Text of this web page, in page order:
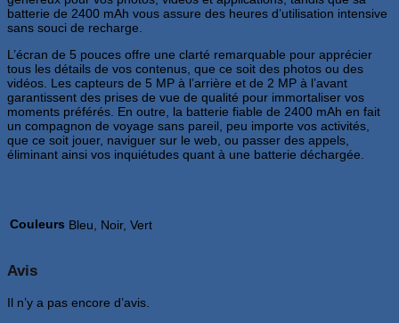
batterie de 2400 mAh vous assure des heures d’utilisation intensive
sans souci de recharge.
L’écran de 5 pouces offre une clarté remarquable pour apprécier
tous les détails de vos contenus, que ce soit des photos ou des
vidéos. Les capteurs de 5 MP à l’arrière et de 2 MP à l’avant
garantissent des prises de vue de qualité pour immortaliser vos
moments préférés. En outre, la batterie fiable de 2400 mAh en fait
un compagnon de voyage sans pareil, peu importe vos activités,
que ce soit jouer, naviguer sur le web, ou passer des appels,
éliminant ainsi vos inquiétudes quant à une batterie déchargée.
Couleurs Bleu, Noir, Vert
Avis
Il n’y a pas encore d’avis.